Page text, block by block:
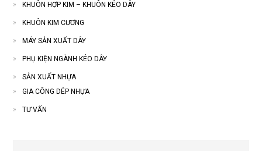
KHUÔN HỢP KIM – KHUÔN KÉO DÂY
KHUÔN KIM CƯƠNG
MÁY SẢN XUẤT DÂY
PHỤ KIỆN NGÀNH KÉO DÂY
SẢN XUẤT NHỰA
GIA CÔNG DÉP NHỰA
TƯ VẤN